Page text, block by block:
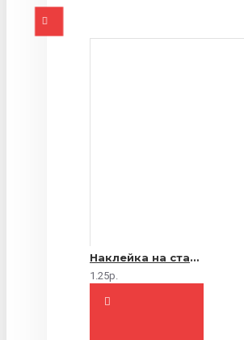
Наклейка на стакан
1.25р.